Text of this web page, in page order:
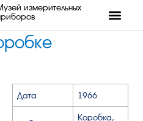
измерительных
Дата 1966
Коробка,